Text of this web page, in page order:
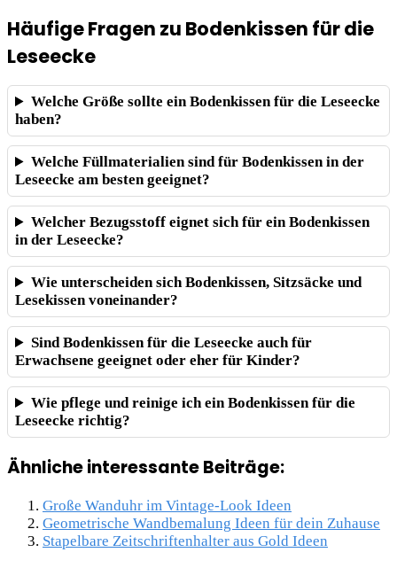
Häufige Fragen zu Bodenkissen für die
Leseecke
Welche Größe sollte ein Bodenkissen für die Leseecke
haben?
Welche Füllmaterialien sind für Bodenkissen in der
Leseecke am besten geeignet?
Welcher Bezugsstoff eignet sich für ein Bodenkissen
in der Leseecke?
Wie unterscheiden sich Bodenkissen, Sitzsäcke und
Lesekissen voneinander?
Sind Bodenkissen für die Leseecke auch für
Erwachsene geeignet oder eher für Kinder?
Wie pflege und reinige ich ein Bodenkissen für die
Leseecke richtig?
Ähnliche interessante Beiträge:
Große Wanduhr im Vintage-Look Ideen
Geometrische Wandbemalung Ideen für dein Zuhause
Stapelbare Zeitschriftenhalter aus Gold Ideen